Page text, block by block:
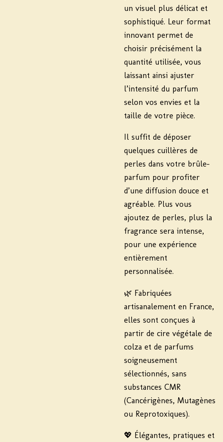
un visuel plus délicat et
sophistiqué. Leur format
innovant permet de
choisir précisément la
quantité utilisée, vous
laissant ainsi ajuster
l’intensité du parfum
selon vos envies et la
taille de votre pièce.
Il suffit de déposer
quelques cuillères de
perles dans votre brûle-
parfum pour profiter
d’une diffusion douce et
agréable. Plus vous
ajoutez de perles, plus la
fragrance sera intense,
pour une expérience
entièrement
personnalisée.
🌿 Fabriquées
artisanalement en France,
elles sont conçues à
partir de cire végétale de
colza et de parfums
soigneusement
sélectionnés, sans
substances CMR
(Cancérigènes, Mutagènes
ou Reprotoxiques).
💖 Élégantes, pratiques et